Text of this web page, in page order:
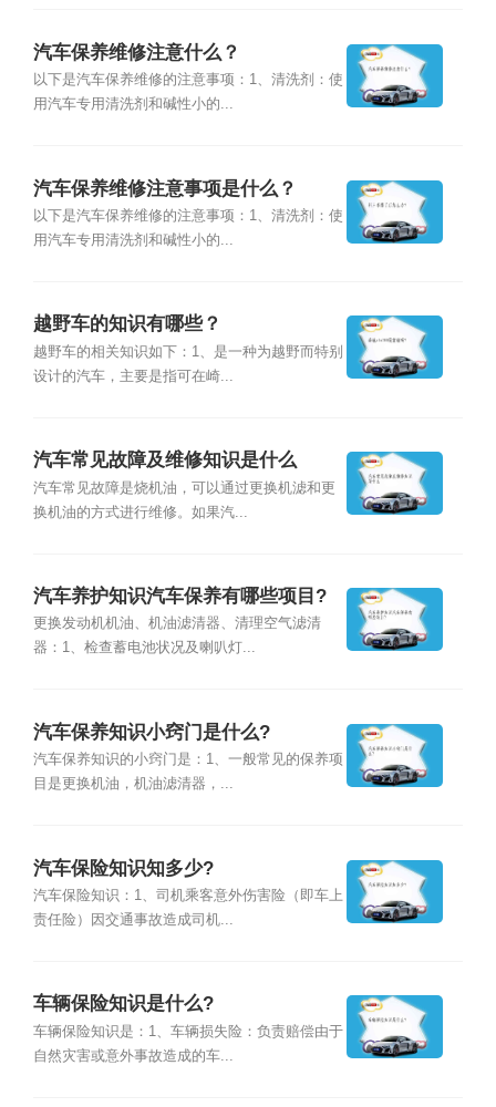
汽车保养维修注意什么？
以下是汽车保养维修的注意事项：1、清洗剂：使
用汽车专用清洗剂和碱性小的...
汽车保养维修注意事项是什么？
以下是汽车保养维修的注意事项：1、清洗剂：使
用汽车专用清洗剂和碱性小的...
越野车的知识有哪些？
越野车的相关知识如下：1、是一种为越野而特别
设计的汽车，主要是指可在崎...
汽车常见故障及维修知识是什么
汽车常见故障是烧机油，可以通过更换机滤和更
换机油的方式进行维修。如果汽...
汽车养护知识汽车保养有哪些项目?
更换发动机机油、机油滤清器、清理空气滤清
器：1、检查蓄电池状况及喇叭灯...
汽车保养知识小窍门是什么?
汽车保养知识的小窍门是：1、一般常见的保养项
目是更换机油，机油滤清器，...
汽车保险知识知多少?
汽车保险知识：1、司机乘客意外伤害险（即车上
责任险）因交通事故造成司机...
车辆保险知识是什么?
车辆保险知识是：1、车辆损失险：负责赔偿由于
自然灾害或意外事故造成的车...